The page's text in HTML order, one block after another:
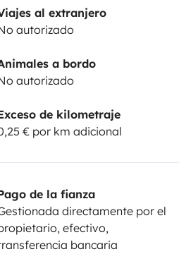
al extranjero
autorizado
a bordo
autorizado
de kilometraje
€ por km adicional
de la fianza
directamente por el
efectivo,
bancaria